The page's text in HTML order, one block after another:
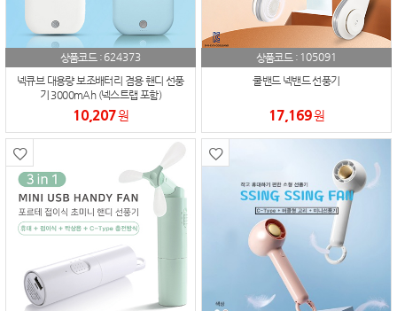
상품코드 : 624373
넥큐브 대용량 보조배터리 겸용 핸디 선풍
기 3000mAh (넥스트랩 포함)
10,207원
상품코드 : 105091
쿨밴드 넥밴드 선풍기
17,169원